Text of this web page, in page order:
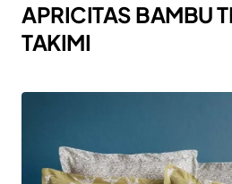
APRICITAS BAMBU
TAKIMI